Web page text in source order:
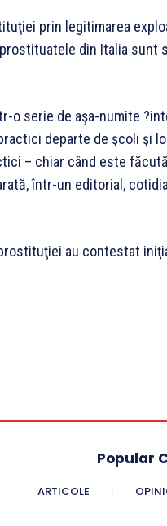
prin legitimarea
din Italia sunt
o serie de aşa-numite
departe de şcoli şi
– chiar când este
într-un editorial,
au contestat
Popular
ARTICOLE